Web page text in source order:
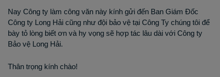
Nay Công ty làm công văn này kính gửi đến Ban Giám Đốc
Công ty Long Hải cũng như đội bảo vệ tại Công Ty chúng tôi để
bày tỏ lòng biết ơn và hy vọng sẽ hợp tác lâu dài với Công ty
Bảo vệ Long Hải.
Thân trọng kính chào!